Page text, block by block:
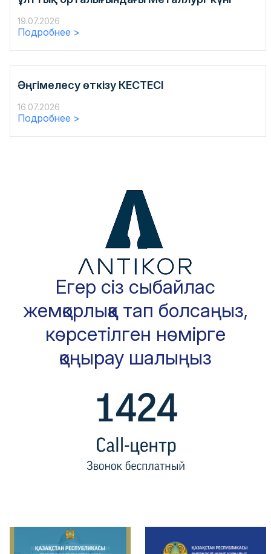
19.07.2026
Подробнее >
Әңгімелесу өткізу КЕСТЕСІ
16.07.2026
Подробнее >
Егер сіз сыбайлас
жемқорлыққа тап болсаңыз,
көрсетілген нөмірге
қоңырау шалыңыз